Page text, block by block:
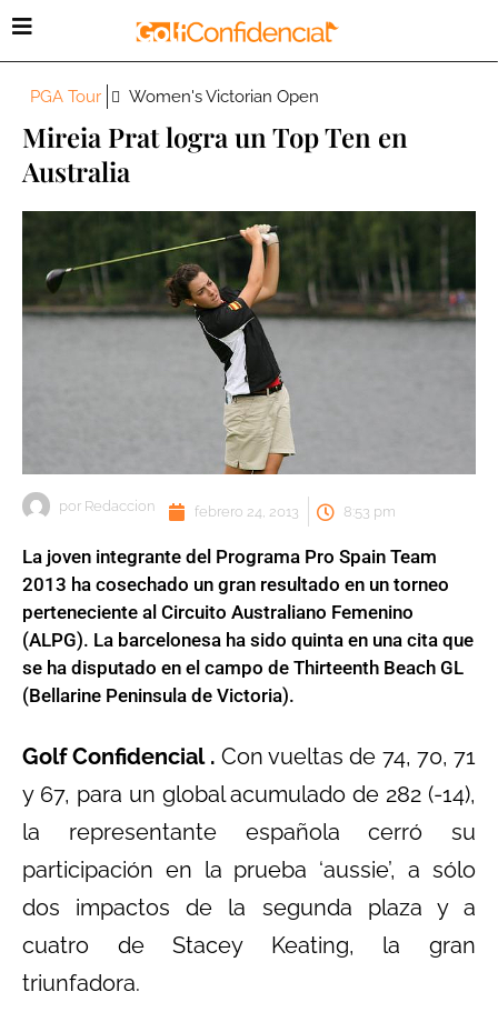
PGA Tour Women's Victorian Open
Mireia Prat logra un Top Ten en
Australia
por Redaccion febrero 24, 2013 8:53 pm
La joven integrante del Programa Pro Spain Team
2013 ha cosechado un gran resultado en un torneo
perteneciente al Circuito Australiano Femenino
(ALPG). La barcelonesa ha sido quinta en una cita que
se ha disputado en el campo de Thirteenth Beach GL
(Bellarine Peninsula de Victoria).
Golf Confidencial . Con vueltas de 74, 70, 71
y 67, para un global acumulado de 282 (-14),
la representante española cerró su
participación en la prueba ‘aussie’, a sólo
dos impactos de la segunda plaza y a
cuatro de Stacey Keating, la gran
triunfadora.